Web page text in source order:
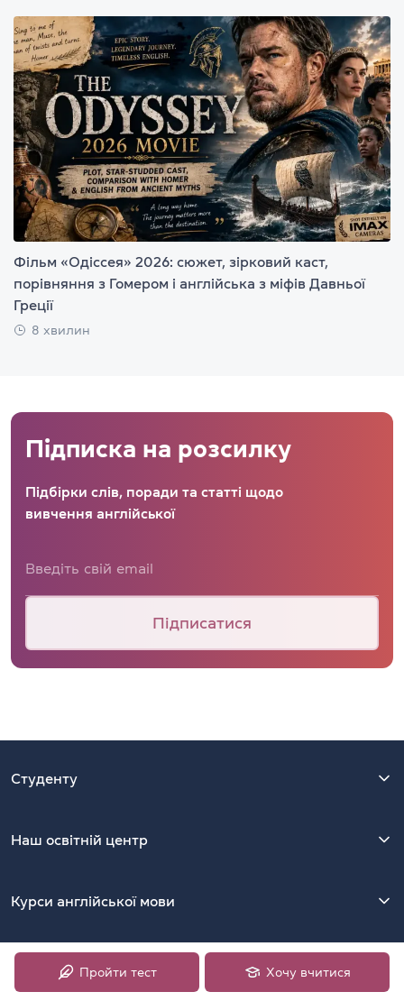
Фільм «Одіссея» 2026: сюжет, зірковий каст,
порівняння з Гомером і англійська з міфів Давньої
Греції
8 хвилин
Підписка на розсилку
Підбірки слів, поради та статті щодо
вивчення англійської
Підписатися
Студенту
Наш освітній центр
Курси англійської мови
Контакти
Пройти тест Хочу вчитися